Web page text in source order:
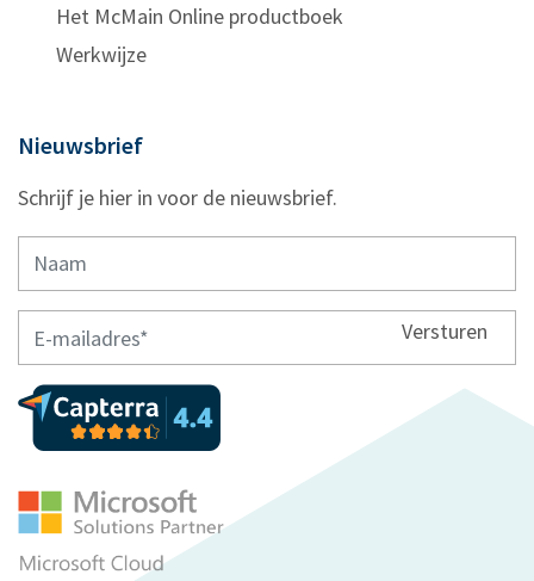
Het McMain Online productboek
Werkwijze
Nieuwsbrief
Schrijf je hier in voor de nieuwsbrief.
Versturen